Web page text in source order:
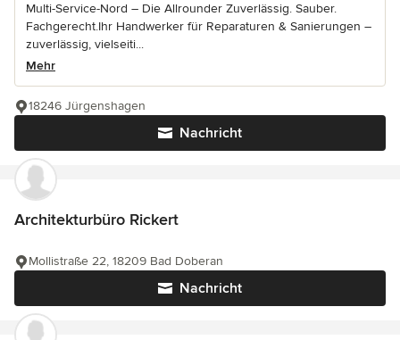
Multi-Service-Nord – Die Allrounder Zuverlässig. Sauber.
Fachgerecht.Ihr Handwerker für Reparaturen & Sanierungen –
zuverlässig, vielseiti...
Mehr
Nachricht
18246 Jürgenshagen
Architekturbüro Rickert
Nachricht
Mollistraße 22, 18209 Bad Doberan